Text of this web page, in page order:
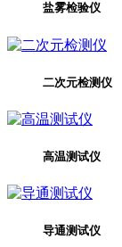
盐雾检验仪
二次元检测仪
高温测试仪
导通测试仪